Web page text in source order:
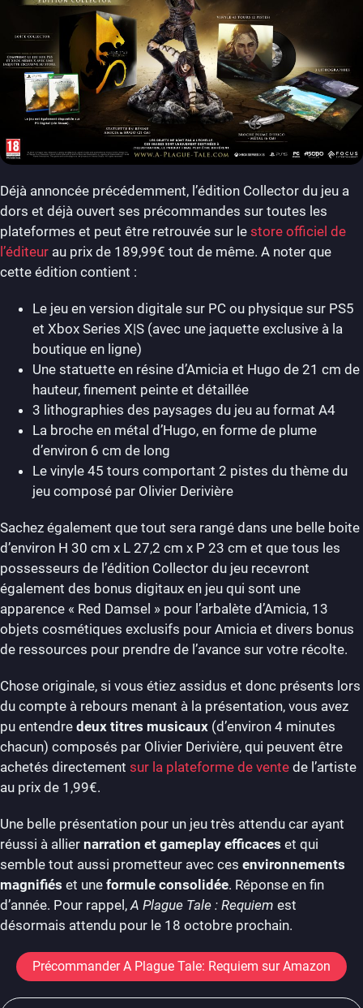
Déjà annoncée précédemment, l’édition Collector du jeu a
dors et déjà ouvert ses précommandes sur toutes les
plateformes et peut être retrouvée sur le store officiel de
l’éditeur au prix de 189,99€ tout de même. A noter que
cette édition contient :
Le jeu en version digitale sur PC ou physique sur PS5
et Xbox Series X|S (avec une jaquette exclusive à la
boutique en ligne)
Une statuette en résine d’Amicia et Hugo de 21 cm de
hauteur, finement peinte et détaillée
3 lithographies des paysages du jeu au format A4
La broche en métal d’Hugo, en forme de plume
d’environ 6 cm de long
Le vinyle 45 tours comportant 2 pistes du thème du
jeu composé par Olivier Derivière
Sachez également que tout sera rangé dans une belle boite
d’environ H 30 cm x L 27,2 cm x P 23 cm et que tous les
possesseurs de l’édition Collector du jeu recevront
également des bonus digitaux en jeu qui sont une
apparence « Red Damsel » pour l’arbalète d’Amicia, 13
objets cosmétiques exclusifs pour Amicia et divers bonus
de ressources pour prendre de l’avance sur votre récolte.
Chose originale, si vous étiez assidus et donc présents lors
du compte à rebours menant à la présentation, vous avez
pu entendre deux titres musicaux (d’environ 4 minutes
chacun) composés par Olivier Derivière, qui peuvent être
achetés directement sur la plateforme de vente de l’artiste
au prix de 1,99€.
Une belle présentation pour un jeu très attendu car ayant
réussi à allier narration et gameplay efficaces et qui
semble tout aussi prometteur avec ces environnements
magnifiés et une formule consolidée. Réponse en fin
d’année. Pour rappel, A Plague Tale : Requiem est
désormais attendu pour le 18 octobre prochain.
Précommander A Plague Tale: Requiem sur Amazon